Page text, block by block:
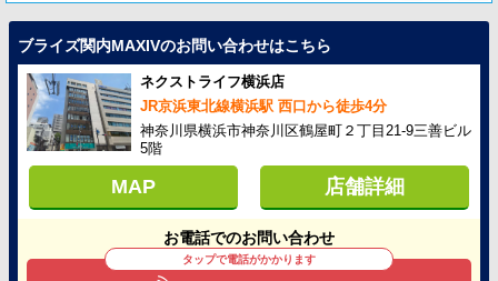
ブライズ関内MAXIVのお問い合わせはこちら
ネクストライフ横浜店
JR京浜東北線横浜駅 西口から徒歩4分
神奈川県横浜市神奈川区鶴屋町２丁目21-9三善ビル
5階
MAP 店舗詳細
お電話でのお問い合わせ
タップで電話がかかります